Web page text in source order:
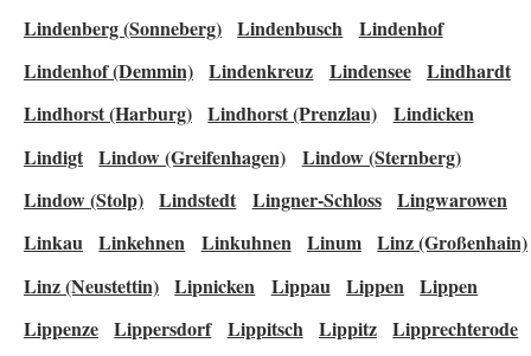
Lindenberg (Sonneberg) Lindenbusch
Lindenhof
Lindenhof (Demmin) Lindenkreuz Lindensee Lindhardt
Lindhorst (Harburg) Lindhorst (Prenzlau)
Lindicken
Lindigt Lindow (Greifenhagen)
Lindow (Sternberg)
Lindow (Stolp) Lindstedt Lingner-Schloss Lingwarowen
Linkau Linkehnen Linkuhnen Linum Linz (Großenhain)
Linz (Neustettin) Lipnicken Lippau Lippen
Lippen
Lippenze Lippersdorf Lippitsch Lippitz Lipprechterode